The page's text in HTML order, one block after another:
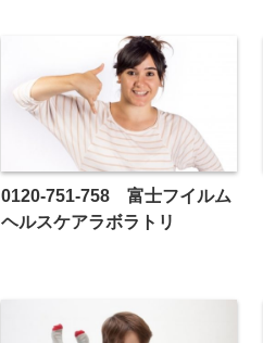
0120-751-758 富士フイルム
ヘルスケアラボラトリ